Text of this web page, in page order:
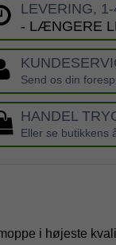
LEVERING,
- LÆNGERE
Send os din
HANDEL
Eller se butikkens
i højeste